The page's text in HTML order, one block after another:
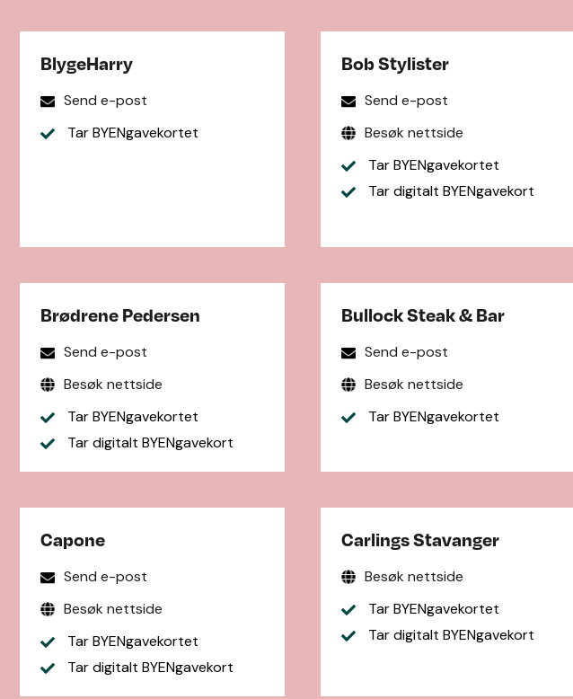
BlygeHarry
Send e-post
Tar BYENgavekortet
Bob Stylister
Send e-post
Besøk nettside
Tar BYENgavekortet
Tar digitalt BYENgavekort
Brødrene Pedersen
Send e-post
Besøk nettside
Tar BYENgavekortet
Tar digitalt BYENgavekort
Bullock Steak & Bar
Send e-post
Besøk nettside
Tar BYENgavekortet
Capone
Send e-post
Besøk nettside
Tar BYENgavekortet
Tar digitalt BYENgavekort
Carlings Stavanger
Besøk nettside
Tar BYENgavekortet
Tar digitalt BYENgavekort